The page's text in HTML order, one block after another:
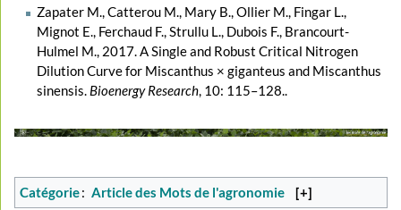
Zapater M., Catterou M., Mary B., Ollier M., Fingar L.,
Mignot E., Ferchaud F., Strullu L., Dubois F., Brancourt-
Hulmel M., 2017. A Single and Robust Critical Nitrogen
Dilution Curve for Miscanthus × giganteus and Miscanthus
sinensis. Bioenergy Research, 10: 115–128..
Catégorie: Article des Mots de l'agronomie [+]